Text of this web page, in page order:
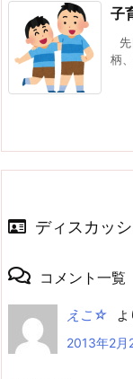
子
柄
ディスカッ
コメント一覧
えこ☆
よ
2013年2月